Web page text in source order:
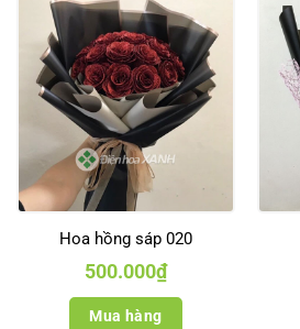
Hoa hồng sáp 020
500.000₫
Mua hàng